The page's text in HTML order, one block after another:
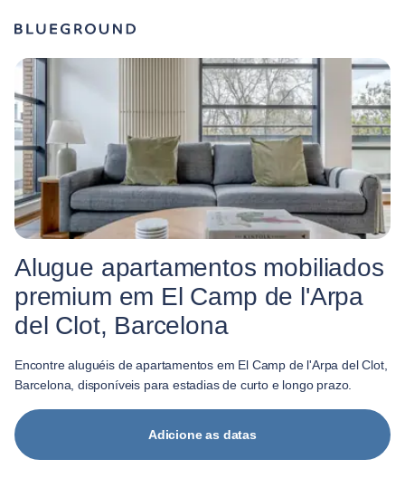
Alugue apartamentos mobiliados
premium em El Camp de l'Arpa
del Clot, Barcelona
Encontre aluguéis de apartamentos em El Camp de l'Arpa del Clot,
Barcelona, disponíveis para estadias de curto e longo prazo.
Adicione as datas